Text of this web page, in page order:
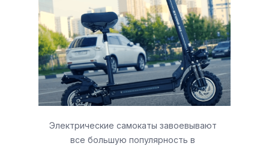
Электрические самокаты завоевывают
все большую популярность в